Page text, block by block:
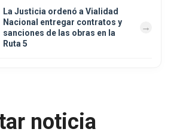
La Justicia ordenó a Vialidad
Nacional entregar contratos y
sanciones de las obras en la
Ruta 5
noticia